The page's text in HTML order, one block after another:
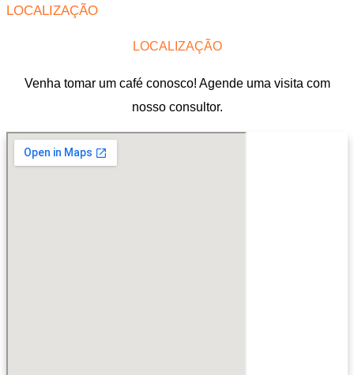
LOCALIZAÇÃO
LOCALIZAÇÃO
Venha tomar um café conosco! Agende uma visita com
nosso consultor.